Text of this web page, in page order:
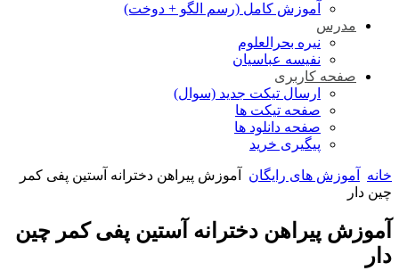
آموزش کامل (رسم الگو + دوخت)
مدرس
نیره بحرالعلوم
نفیسه عباسیان
صفحه کاربری
ارسال تیکت جدید (سوال)
صفحه تیکت ها
صفحه دانلود ها
پیگیری خرید
خانه آموزش های رایگان
آموزش پیراهن دخترانه آستین پفی کمر
چین دار
آموزش پیراهن دخترانه آستین پفی کمر چین
دار